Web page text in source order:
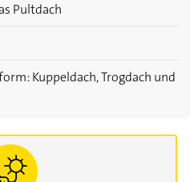
Pultdach
Kuppeldach, Trogdach und